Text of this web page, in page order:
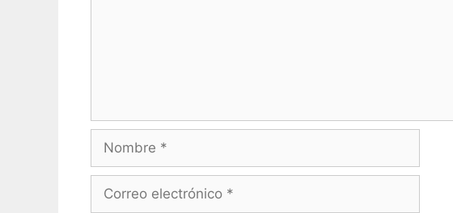
electrónico